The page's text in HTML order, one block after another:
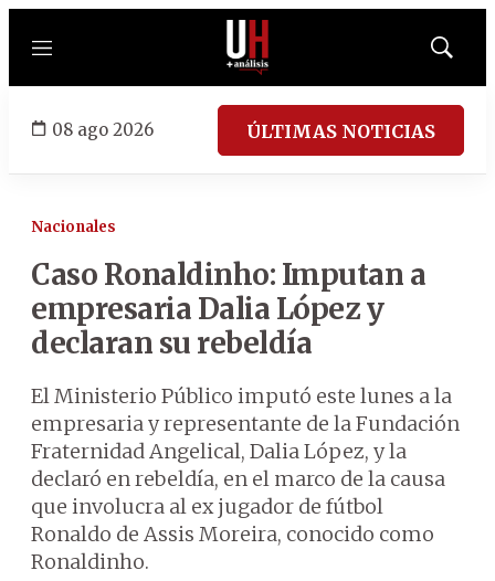
Menú
Mostrar
08 ago 2026 ÚLTIMAS NOTICIAS
Nacionales
Caso Ronaldinho: Imputan a
empresaria Dalia López y
declaran su rebeldía
El Ministerio Público imputó este lunes a la
empresaria y representante de la Fundación
Fraternidad Angelical, Dalia López, y la
declaró en rebeldía, en el marco de la causa
que involucra al ex jugador de fútbol
Ronaldo de Assis Moreira, conocido como
Ronaldinho.